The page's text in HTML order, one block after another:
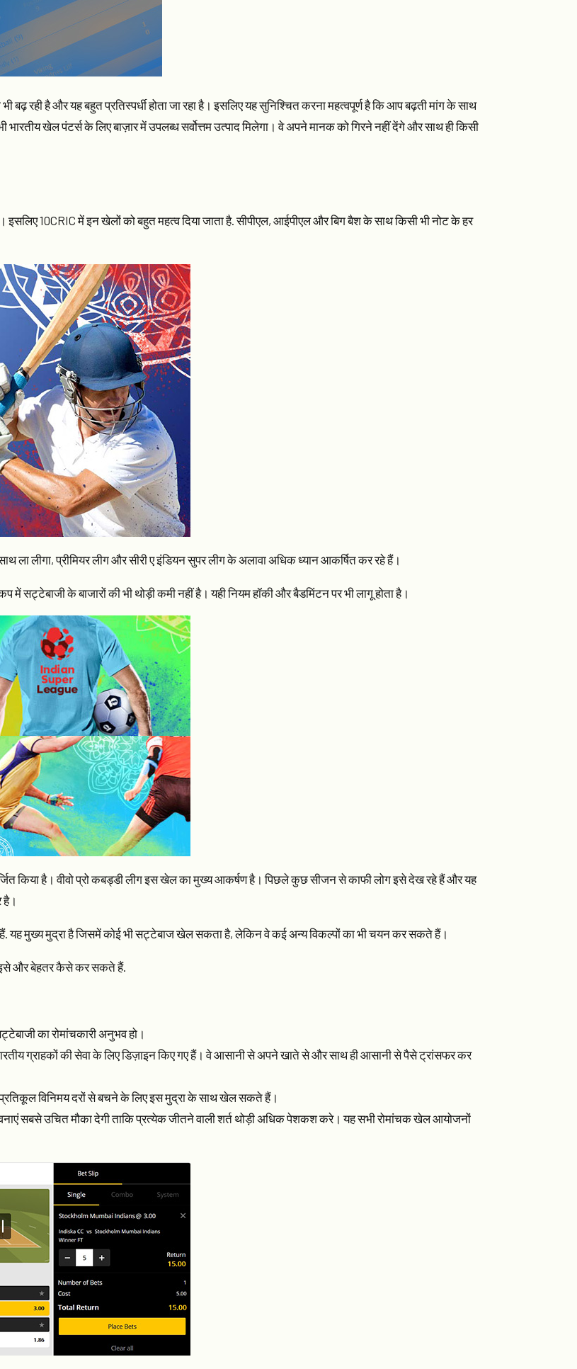
बढ़ रही है और यह बहुत प्रतिस्पर्धी होता जा रहा है। इसलिए यह सुनिश्चित करना महत्वपूर्ण है कि आप बढ़ती मांग के साथ
खेल पंटर्स के लिए बाज़ार में उपलब्ध सर्वोत्तम उत्पाद मिलेगा। वे अपने मानक को गिरने नहीं देंगे और साथ ही किसी
10CRIC में इन खेलों को बहुत महत्व दिया जाता है. सीपीएल, आईपीएल और बिग बैश के साथ किसी भी नोट के हर
लीगा, प्रीमियर लीग और सीरी ए इंडियन सुपर लीग के अलावा अधिक ध्यान आकर्षित कर रहे हैं।
सट्टेबाजी के बाजारों की भी थोड़ी कमी नहीं है। यही नियम हॉकी और बैडमिंटन पर भी लागू होता है।
किया है। वीवो प्रो कबड्डी लीग इस खेल का मुख्य आकर्षण है। पिछले कुछ सीजन से काफी लोग इसे देख रहे हैं और यह
है।
यह मुख्य मुद्रा है जिसमें कोई भी सट्टेबाज खेल सकता है, लेकिन वे कई अन्य विकल्पों का भी चयन कर सकते हैं।
इसे और बेहतर कैसे कर सकते हैं.
का रोमांचकारी अनुभव हो।
ग्राहकों की सेवा के लिए डिज़ाइन किए गए हैं। वे आसानी से अपने खाते से और साथ ही आसानी से पैसे ट्रांसफर कर
विनिमय दरों से बचने के लिए इस मुद्रा के साथ खेल सकते हैं।
सबसे उचित मौका देगी ताकि प्रत्येक जीतने वाली शर्त थोड़ी अधिक पेशकश करे। यह सभी रोमांचक खेल आयोजनों